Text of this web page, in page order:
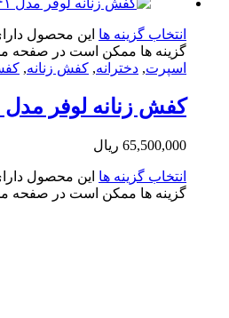
گزینه ها این محصول دارای انواع
ها ممکن است در صفحه محصول
دخترانه, کفش زنانه,کفش زنانه
زنانه لوفر مدل ۶۴۱ رنگ مشکی
ریال
گزینه ها این محصول دارای انواع
ها ممکن است در صفحه محصول